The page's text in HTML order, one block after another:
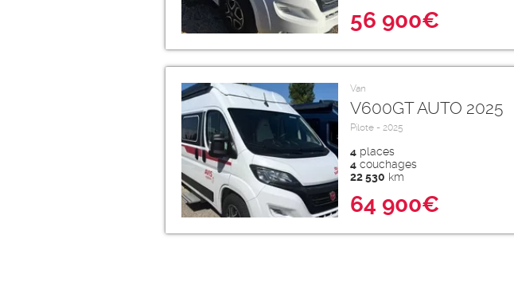
56 900€
Van
V600GT AUTO 2025
Pilote - 2025
4places
4couchages
22 530 km
64 900€